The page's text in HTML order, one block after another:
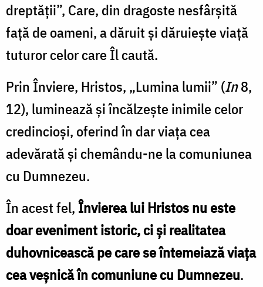
dreptății”, Care, din dragoste nesfârșită
față de oameni, a dăruit și dăruiește viață
tuturor celor care Îl caută.
Prin Înviere, Hristos, „Lumina lumii” (In8,
12), luminează și încălzește inimile celor
credincioși, oferind în dar viața cea
adevărată și chemându-ne la comuniunea
cu Dumnezeu.
În acest fel,Învierea lui Hristos nu este
doar eveniment istoric, ci și realitatea
duhovnicească pe care se întemeiază viața
cea veșnică în comuniune cu Dumnezeu.